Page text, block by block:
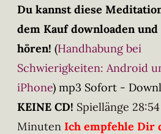
Du kannst diese
dem Kauf downloaden
hören! (Handhabung bei
Schwierigkeiten: Android
iPhone) mp3 Sofort -
KEINE CD! Spiellänge 28:54
Minuten Ich empfehle Dir